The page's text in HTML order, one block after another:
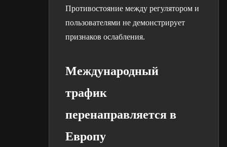
Противостояние между регулятором и
пользователями не демонстрирует
признаков ослабления.
Международный
трафик
перенаправляется в
Европу